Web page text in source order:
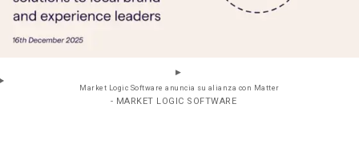
Market Logic Software anuncia su alianza con Matter
- MARKET LOGIC SOFTWARE